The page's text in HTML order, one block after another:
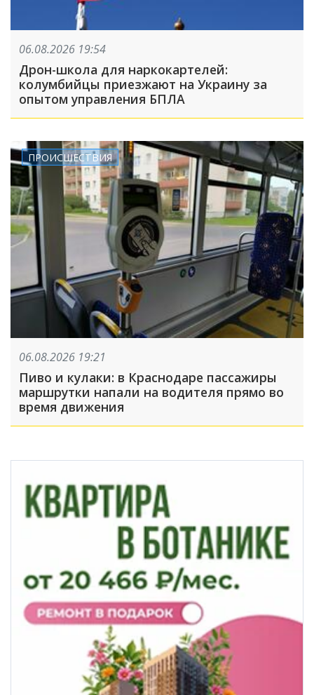
06.08.2026 19:54
Дрон-школа для наркокартелей:
колумбийцы приезжают на Украину за
опытом управления БПЛА
ПРОИСШЕСТВИЯ
06.08.2026 19:21
Пиво и кулаки: в Краснодаре пассажиры
маршрутки напали на водителя прямо во
время движения